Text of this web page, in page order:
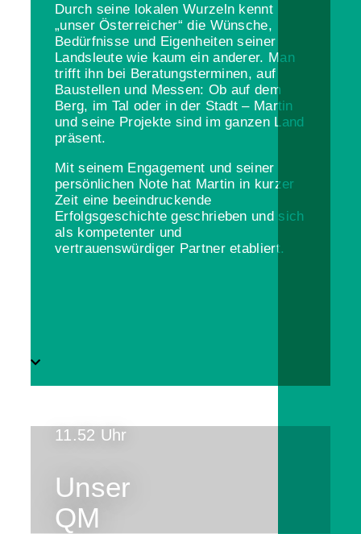
Durch seine lokalen Wurzeln kennt
„unser Österreicher“ die Wünsche,
Bedürfnisse und Eigenheiten seiner
Landsleute wie kaum ein anderer. Man
trifft ihn bei Beratungsterminen, auf
Baustellen und Messen: Ob auf dem
Berg, im Tal oder in der Stadt – Martin
und seine Projekte sind im ganzen Land
präsent.
Mit seinem Engagement und seiner
persönlichen Note hat Martin in kurzer
Zeit eine beeindruckende
Erfolgsgeschichte geschrieben und sich
als kompetenter und
vertrauenswürdiger Partner etabliert.
11.52 Uhr
Unser
QM